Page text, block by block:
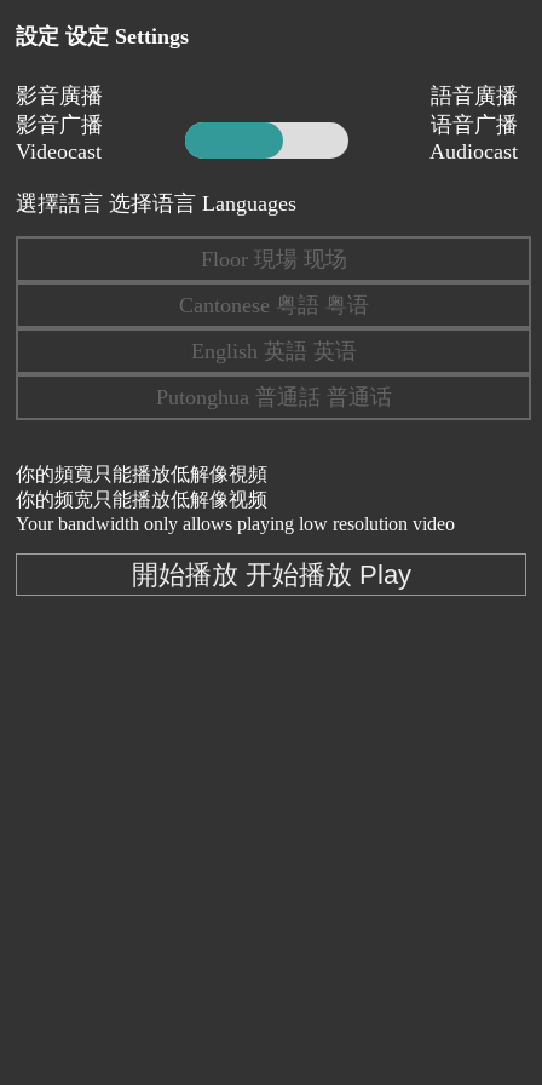
設定 设定 Settings
影音廣播
影音广播
Videocast
語音廣播
语音广播
Audiocast
選擇語言 选择语言 Languages
Floor 現場 现场
Cantonese 粤語 粤语
English 英語 英语
Putonghua 普通話 普通话
你的頻寬只能播放低解像視頻
你的频宽只能播放低解像视频
Your bandwidth only allows playing low resolution video
開始播放 开始播放 Play